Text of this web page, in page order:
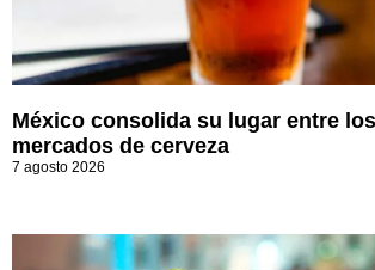
México consolida su lugar entre
mercados de cerveza
7 agosto 2026